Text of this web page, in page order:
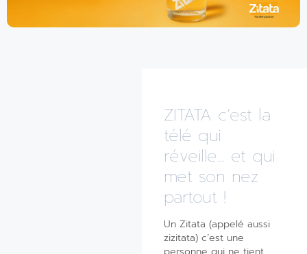
ZITATA c’est la
télé qui
réveille... et qui
met son nez
partout !
Un Zitata (appelé aussi
zizitata) c’est une